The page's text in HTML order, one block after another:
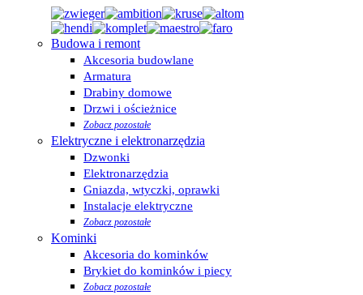
Budowa i remont
Akcesoria budowlane
Armatura
Drabiny domowe
Drzwi i ościeżnice
Zobacz pozostałe
Elektryczne i elektronarzędzia
Dzwonki
Elektronarzędzia
Gniazda, wtyczki, oprawki
Instalacje elektryczne
Zobacz pozostałe
Kominki
Akcesoria do kominków
Brykiet do kominków i piecy
Zobacz pozostałe